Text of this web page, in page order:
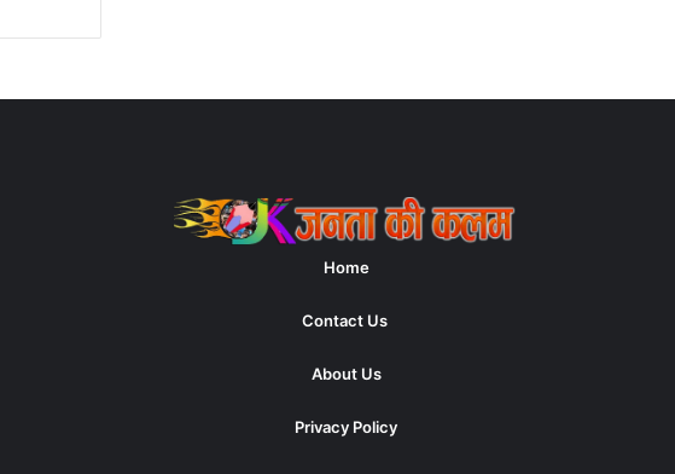
Home
Contact Us
About Us
Privacy Policy